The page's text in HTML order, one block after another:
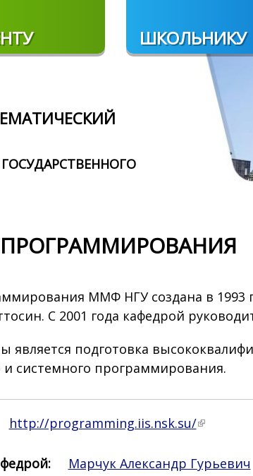
ШКОЛЬНИКУ
ММФ НГУ создана в
С 2001 года кафедрой
является подготовка
и системного программирования.
http://programming.iis.nsk.su/
Марчук Александр Гурьевич